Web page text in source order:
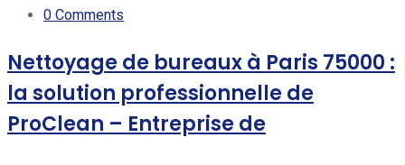
0 Comments
Nettoyage de bureaux à Paris 75000 :
la solution professionnelle de
ProClean – Entreprise de